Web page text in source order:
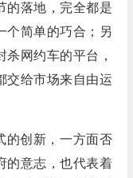
的落地，完全都是
个简单的巧合；另
网约车的平台，
交给市场来自由运
的创新，一方面否
的意志，也代表着